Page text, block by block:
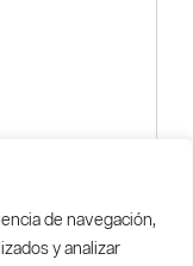
de navegación,
y analizar